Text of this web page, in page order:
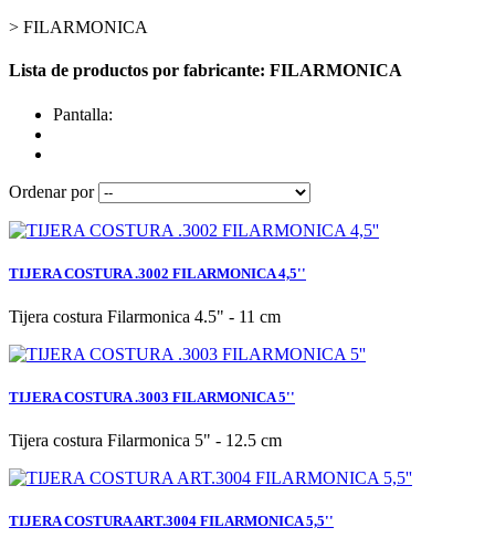
> FILARMONICA
Lista de productos por fabricante: FILARMONICA
Pantalla:
Ordenar por
TIJERA COSTURA .3002 FILARMONICA 4,5''
Tijera costura Filarmonica 4.5" - 11 cm
TIJERA COSTURA .3003 FILARMONICA 5''
Tijera costura Filarmonica 5" - 12.5 cm
TIJERA COSTURA ART.3004 FILARMONICA 5,5''